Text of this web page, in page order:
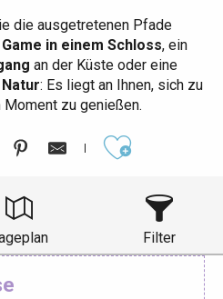
die ausgetretenen Pfade
in einem Schloss, ein
an der Küste oder eine
: Es liegt an Ihnen, sich zu
Moment zu genießen.
Filter